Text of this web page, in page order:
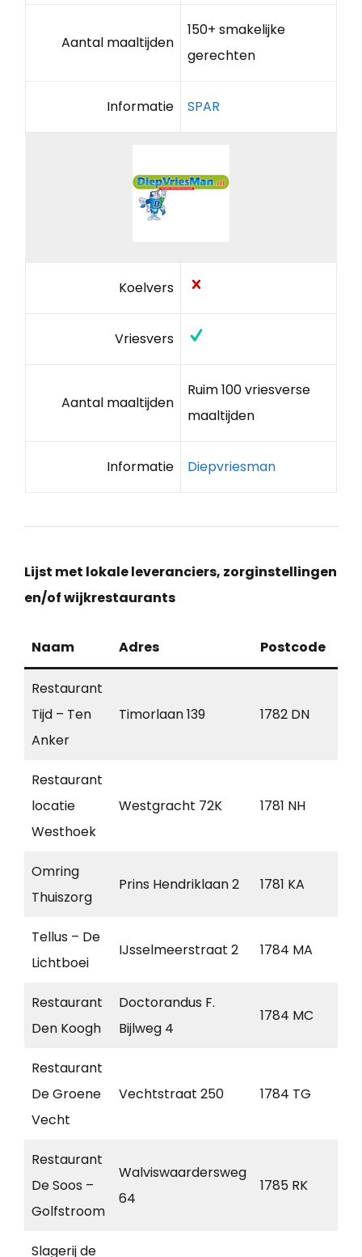
Aantal maaltijden
150+ smakelijke
gerechten
Informatie SPAR
Koelvers
Vriesvers
Aantal maaltijden
Ruim 100 vriesverse
maaltijden
Informatie Diepvriesman
Lijst met lokale leveranciers, zorginstellingen
en/of wijkrestaurants
Naam Adres Postcode
Restaurant
Tijd – Ten
Anker
Timorlaan 139 1782 DN
Restaurant
locatie
Westhoek
Westgracht 72K 1781 NH
Omring
Thuiszorg
Prins Hendriklaan 2 1781 KA
Tellus – De
Lichtboei
IJsselmeerstraat 2 1784 MA
Restaurant
Den Koogh
Doctorandus F.
Bijlweg 4
1784 MC
Restaurant
De Groene
Vecht
Vechtstraat 250 1784 TG
Restaurant
De Soos –
Golfstroom
Walviswaardersweg
64
1785 RK
Slagerij de